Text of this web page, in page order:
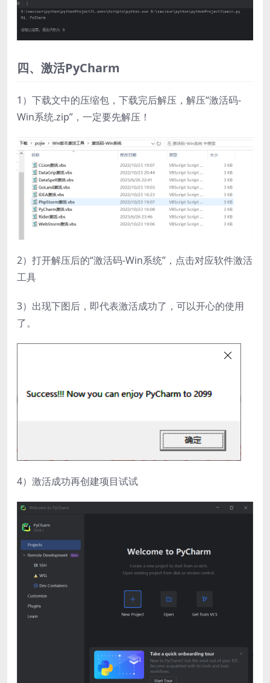
四、激活PyCharm
1）下载文中的压缩包，下载完后解压，解压“激活码-
Win系统.zip”，一定要先解压！
2）打开解压后的“激活码-Win系统”，点击对应软件激活
工具
3）出现下图后，即代表激活成功了，可以开心的使用
了。
4）激活成功再创建项目试试